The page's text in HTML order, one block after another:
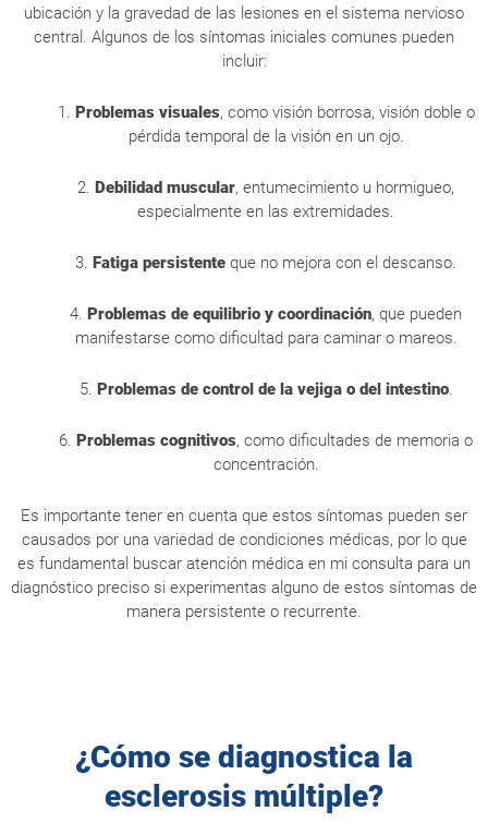
ubicación y la gravedad de las lesiones en el sistema nervioso
central. Algunos de los síntomas iniciales comunes pueden
incluir:
1. Problemas visuales, como visión borrosa, visión doble o
pérdida temporal de la visión en un ojo.
2. Debilidad muscular, entumecimiento u hormigueo,
especialmente en las extremidades.
3. Fatiga persistente que no mejora con el descanso.
4. Problemas de equilibrio y coordinación, que pueden
manifestarse como dificultad para caminar o mareos.
5. Problemas de control de la vejiga o del intestino.
6. Problemas cognitivos, como dificultades de memoria o
concentración.
Es importante tener en cuenta que estos síntomas pueden ser
causados por una variedad de condiciones médicas, por lo que
es fundamental buscar atención médica en mi consulta para un
diagnóstico preciso si experimentas alguno de estos síntomas de
manera persistente o recurrente.
¿Cómo se diagnostica la
esclerosis múltiple?